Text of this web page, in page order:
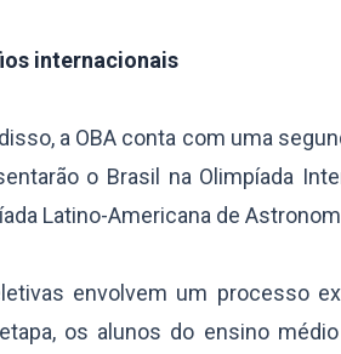
internacionais
a OBA conta com uma
o Brasil na Olimpíada
Latino-Americana de
envolvem um processo
os alunos do ensino